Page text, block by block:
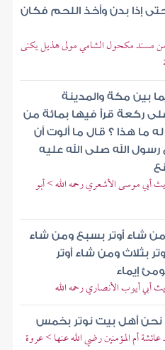
إذا بدن وأخذ اللحم فكان
من مسند مكحول الشامي مولى هذيل يكنى
بين مكة والمدينة
ركعة قرأ فيها بمائة من
له ما هذا ؟ قال ما ألوت أن
الله صلى الله عليه
أبي موسى الأشعري رحمه الله > أبو
من شاء أوتر بسبع ومن شاء
بثلاث ومن شاء أوتر
إيماء
أبي أيوب الأنصاري رحمه الله
نحن أهل بيت نوتر بخمس
أم المؤمنين رضي الله عنها > عروة